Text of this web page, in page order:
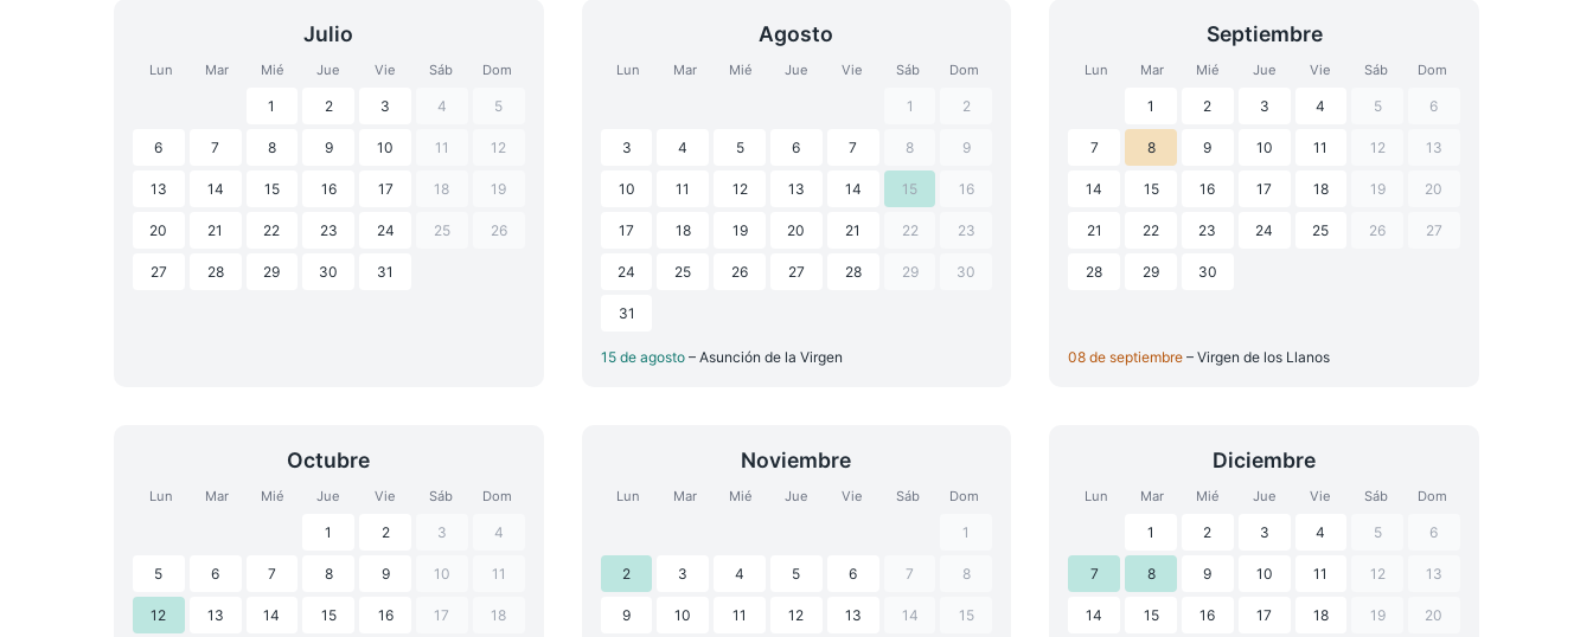
Julio
Lun Mar Mié Jue Vie Sáb Dom
1 2 3 4 5
6 7 8 9 10 11 12
13 14 15 16 17 18 19
20 21 22 23 24 25 26
27 28 29 30 31
Agosto
Lun Mar Mié Jue Vie Sáb Dom
1 2
3 4 5 6 7 8 9
10 11 12 13 14 15 16
17 18 19 20 21 22 23
24 25 26 27 28 29 30
31
15 de agosto – Asunción de la Virgen
Septiembre
Lun Mar Mié Jue Vie Sáb Dom
1 2 3 4 5 6
7 8 9 10 11 12 13
14 15 16 17 18 19 20
21 22 23 24 25 26 27
28 29 30
08 de septiembre– Virgen de los Llanos
Octubre
Lun Mar Mié Jue Vie Sáb Dom
1 2 3 4
5 6 7 8 9 10 11
12 13 14 15 16 17 18
Noviembre
Lun Mar Mié Jue Vie Sáb Dom
1
2 3 4 5 6 7 8
9 10 11 12 13 14 15
Diciembre
Lun Mar Mié Jue Vie Sáb Dom
1 2 3 4 5 6
7 8 9 10 11 12 13
14 15 16 17 18 19 20